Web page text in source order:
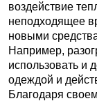
воздействие
неподходящее
новыми
Например,
использовать и
одеждой и
Благодаря